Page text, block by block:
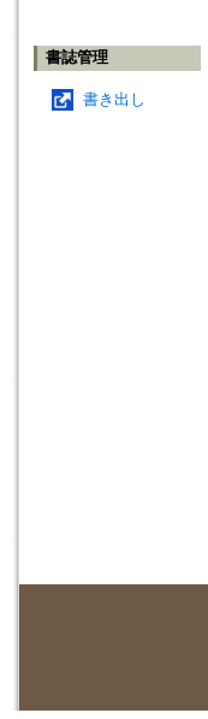
書誌管理
書き出し